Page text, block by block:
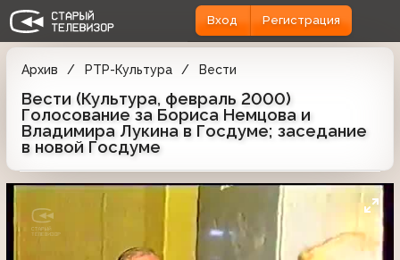
Вход Регистрация
Архив РТР-Культура Вести
Вести (Культура, февраль 2000)
Голосование за Бориса Немцова и
Владимира Лукина в Госдуме; заседание
в новой Госдуме